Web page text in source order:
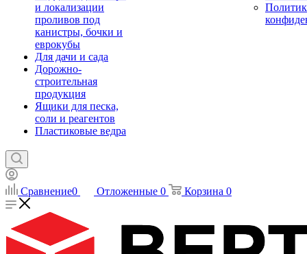
и локализации
проливов под
канистры, бочки и
еврокубы
Для дачи и сада
Дорожно-
строительная
продукция
Ящики для песка,
соли и реагентов
Пластиковые ведра
Сравнение0 Отложенные 0 Корзина 0